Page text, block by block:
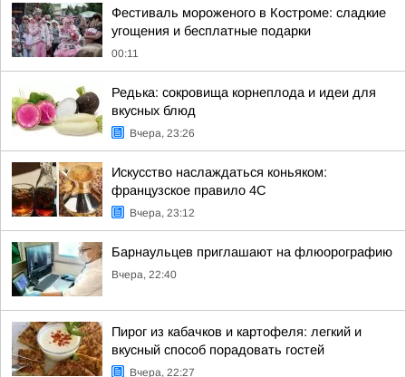
Фестиваль мороженого в Костроме: сладкие
угощения и бесплатные подарки
00:11
Редька: сокровища корнеплода и идеи для
вкусных блюд
Вчера, 23:26
Искусство наслаждаться коньяком:
французское правило 4С
Вчера, 23:12
Барнаульцев приглашают на флюорографию
Вчера, 22:40
Пирог из кабачков и картофеля: легкий и
вкусный способ порадовать гостей
Вчера, 22:27